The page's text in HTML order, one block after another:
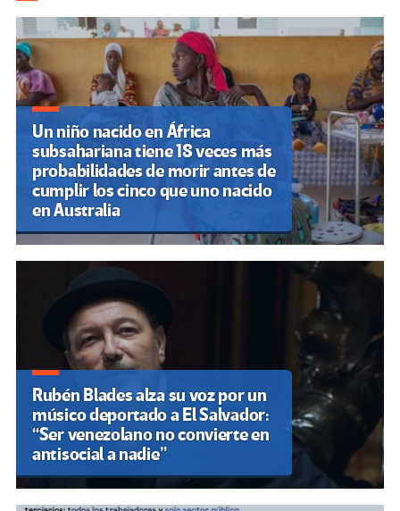
de
entradas
Un niño nacido en África
subsahariana tiene 18 veces más
probabilidades de morir antes de
cumplir los cinco que uno nacido
en Australia
Rubén Blades alza su voz por un
músico deportado a El Salvador:
“Ser venezolano no convierte en
antisocial a nadie”